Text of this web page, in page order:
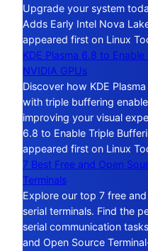
Upgrade your system
Adds Early Intel Nova
appeared first on Linux
KDE Plasma 6.8 to
NVIDIA GPUs
Discover how KDE
with triple buffering
improving your visual
6.8 to Enable Triple
appeared first on Linux
7 Best Free and Open
Terminals
Explore our top 7 free
serial terminals. Find the
serial communication
and Open Source